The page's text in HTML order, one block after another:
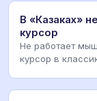
В «Казаках»
курсор
Не работает
курсор в